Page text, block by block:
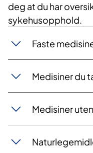
deg at du har
sykehusopphold.
Faste
Medisiner du
Medisiner